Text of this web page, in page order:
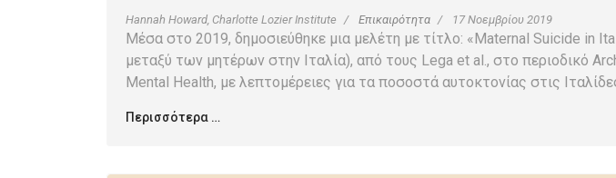
Hannah Howard, Charlotte Lozier Institute Επικαιρότητα 17 Νοεμβρίου 2019
Μέσα στο 2019, δημοσιεύθηκε μια μελέτη με τίτλο: «Maternal Suicide in
μεταξύ των μητέρων στην Ιταλία), από τους Lega et al., στο περιοδικό
Mental Health, με λεπτομέρειες για τα ποσοστά αυτοκτονίας στις
Περισσότερα …